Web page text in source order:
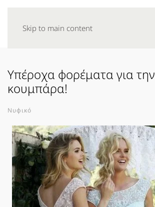
Skip to main content
Υπέροχα φορέματα για την
κουμπάρα!
Νυφικό